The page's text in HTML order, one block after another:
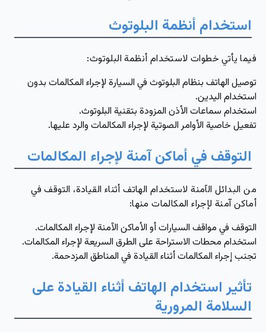
استخدام أنظمة البلوتوث
فيما يأتي خطوات لاستخدام أنظمة البلوتوث:
توصيل الهاتف بنظام البلوتوث في السيارة لإجراء المكالمات بدون
استخدام اليدين.
استخدام سماعات الأذن المزودة بتقنية البلوتوث.
تفعيل خاصية الأوامر الصوتية لإجراء المكالمات والرد عليها.
التوقف في أماكن آمنة لإجراء المكالمات
من البدائل الآمنة لاستخدام الهاتف أثناء القيادة، التوقف في
أماكن آمنة لإجراء المكالمات منها:
التوقف في مواقف السيارات أو الأماكن الآمنة لإجراء المكالمات.
استخدام محطات الاستراحة على الطرق السريعة لإجراء المكالمات.
تجنب إجراء المكالمات أثناء القيادة في المناطق المزدحمة.
تأثير استخدام الهاتف أثناء القيادة على
السلامة المرورية